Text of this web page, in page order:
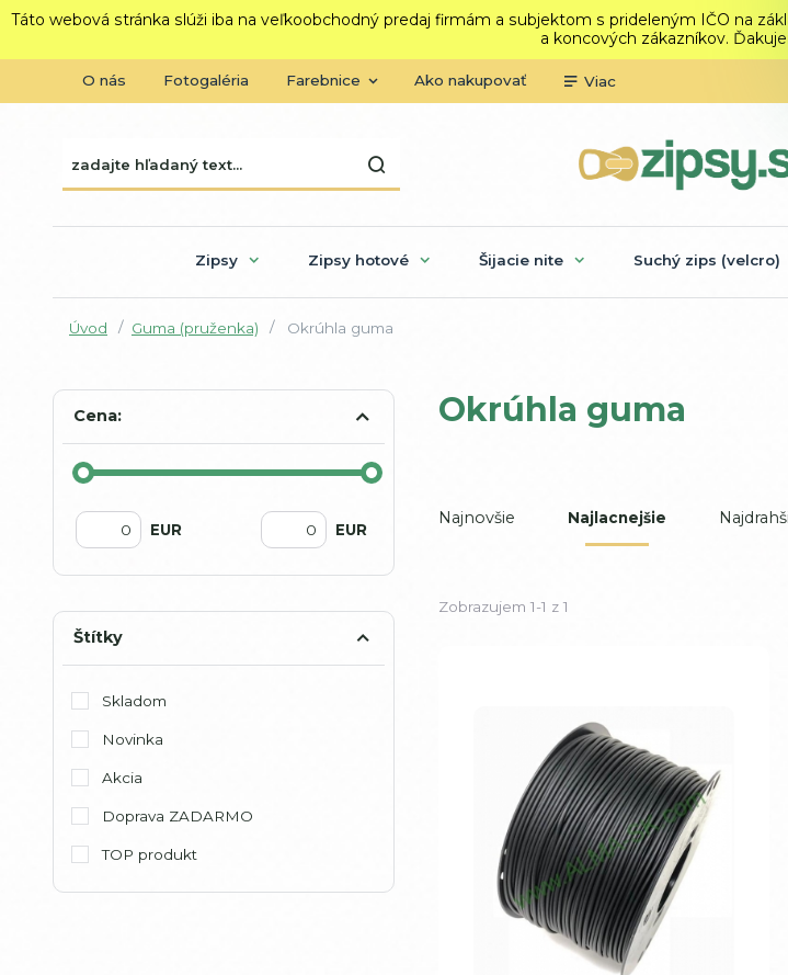
Táto webová stránka slúži iba na veľkoobchodný predaj firmám a subjektom s prideleným IČO na
a koncových zákazníkov.
O nás Fotogaléria Farebnice Ako nakupovať Viac
Zipsy Zipsy hotové Šijacie nite Suchý zips (velcro)
Úvod Guma (pruženka) Okrúhla guma
Okrúhla guma
Najnovšie Najlacnejšie
Zobrazujem 1-1 z 1
Cena:
EUR EUR
Štítky
Skladom
Novinka
Akcia
Doprava ZADARMO
TOP produkt